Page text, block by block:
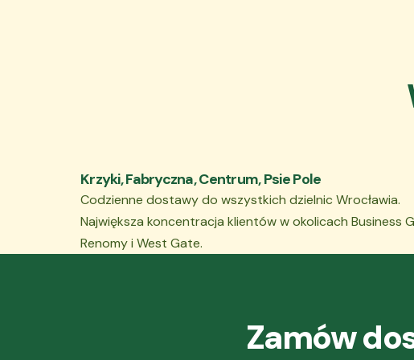
Krzyki, Fabryczna, Centrum, Psie Pole
Codzienne dostawy do wszystkich dzielnic Wrocławia.
Największa koncentracja klientów w okolicach Business
Renomy i West Gate.
Zamów